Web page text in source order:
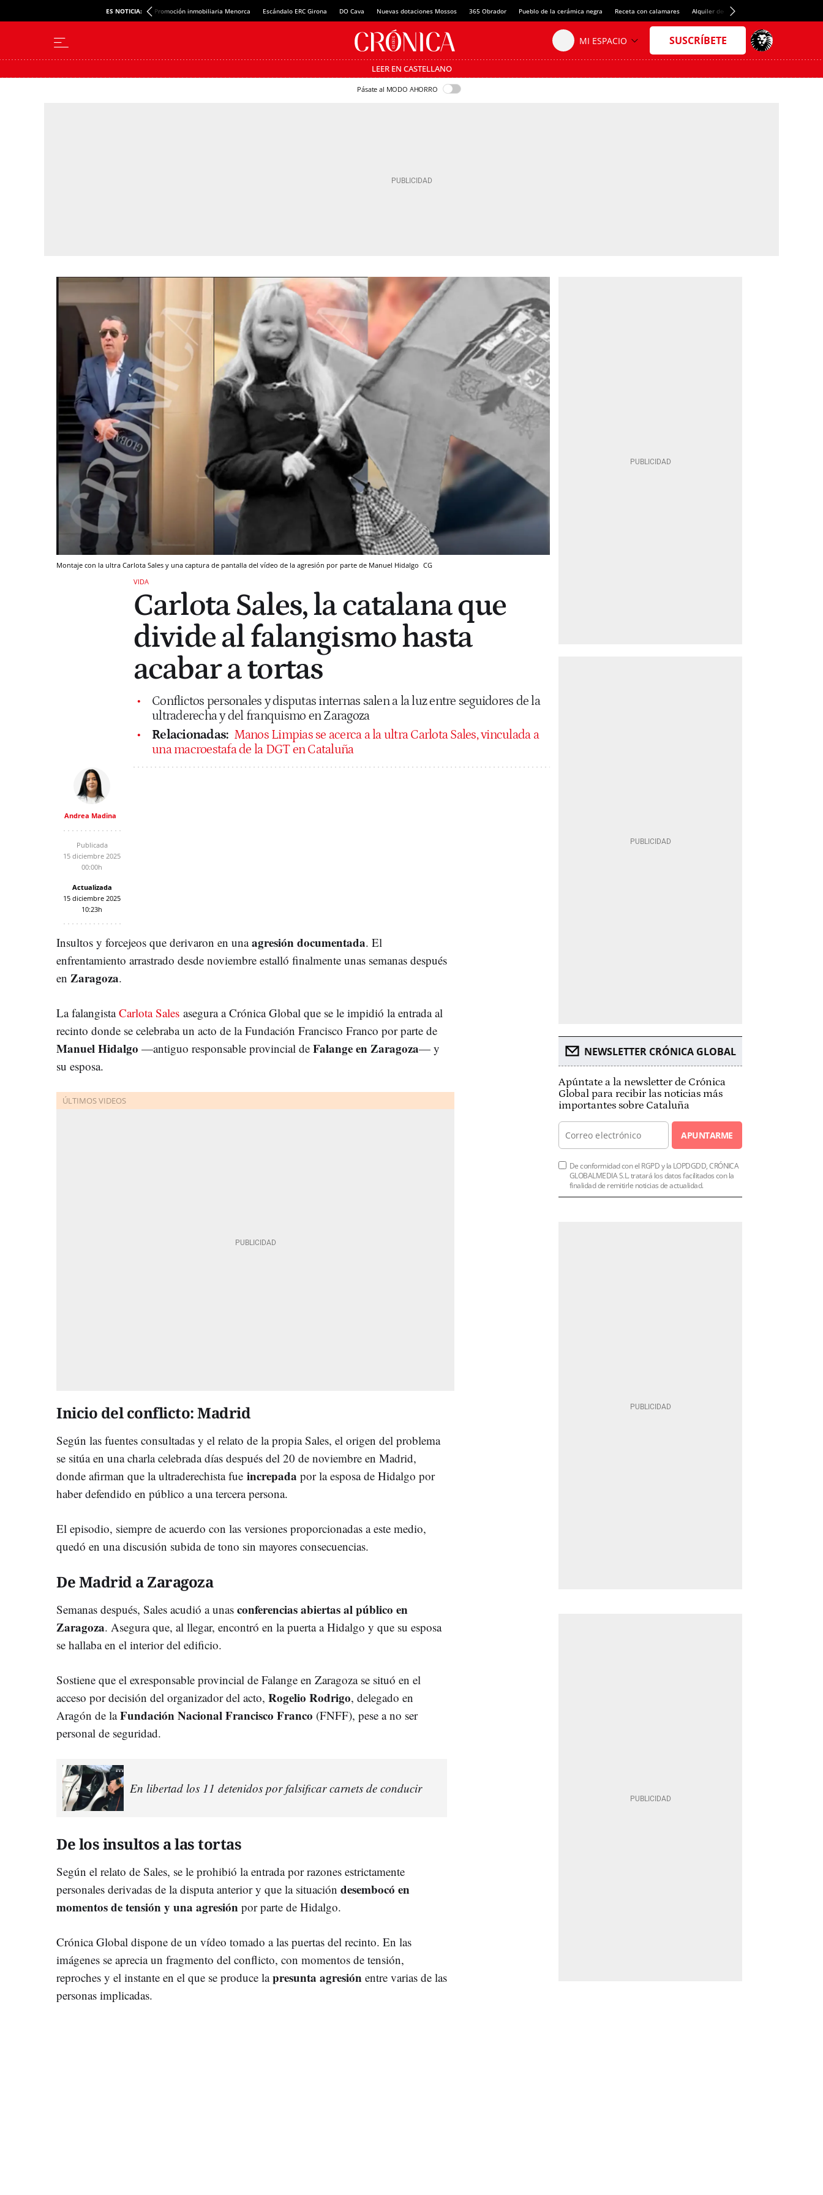
ES NOTICIA: Promoción inmobiliaria Menorca Escándalo ERC Girona DO Cava Nuevas dotaciones Mossos 365 Obrador Pueblo de la cerámica negra Receta con calamares Alquiler de habitaciones en España
LEER EN CASTELLANO
Pásate al MODO AHORRO
Montaje con la ultra Carlota Sales y una captura de pantalla del vídeo de la agresión por parte de Manuel Hidalgo CG
VIDA
Carlota Sales, la catalana que
divide al falangismo hasta
acabar a tortas
Conflictos personales y disputas internas salen a la luz entre seguidores de la
ultraderecha y del franquismo en Zaragoza
Relacionadas: Manos Limpias se acerca a la ultra Carlota Sales, vinculada a
una macroestafa de la DGT en Cataluña
Andrea Madina
Publicada
15 diciembre 2025
00:00h
Actualizada
15 diciembre 2025
10:23h
Insultos y forcejeos que derivaron en unaagresión documentada. El
enfrentamiento arrastrado desde noviembre estalló finalmente unas semanas después
en Zaragoza.
La falangistaCarlota Sales asegura a Crónica Global que se le impidió la entrada al
recinto donde se celebraba un acto de la Fundación Francisco Franco por parte de
Manuel Hidalgo —antiguo responsable provincial de Falange en Zaragoza— y
su esposa.
Inicio del conflicto: Madrid
Según las fuentes consultadas y el relato de la propia Sales, el origen del problema
se sitúa en una charla celebrada días después del 20 de noviembre en Madrid,
donde afirman que la ultraderechista fue increpada por la esposa de Hidalgo por
haber defendido en público a una tercera persona.
El episodio, siempre de acuerdo con las versiones proporcionadas a este medio,
quedó en una discusión subida de tono sin mayores consecuencias.
De Madrid a Zaragoza
Semanas después, Sales acudió a unas conferencias abiertas al público en
Zaragoza. Asegura que, al llegar, encontró en la puerta a Hidalgo y que su esposa
se hallaba en el interior del edificio.
Sostiene que el exresponsable provincial de Falange en Zaragoza se situó en el
acceso por decisión del organizador del acto, Rogelio Rodrigo, delegado en
Aragón de laFundación Nacional Francisco Franco (FNFF), pese a no ser
personal de seguridad.
En libertad los 11 detenidos por falsificar carnets de conducir
De los insultos a las tortas
Según el relato de Sales, se le prohibió la entrada por razones estrictamente
personales derivadas de la disputa anterior y que la situación desembocó en
momentos de tensión y una agresión por parte de Hidalgo.
Crónica Global dispone de un vídeo tomado a las puertas del recinto. En las
imágenes se aprecia un fragmento del conflicto, con momentos de tensión,
reproches y el instante en el que se produce lapresunta agresión entre varias de las
personas implicadas.
NEWSLETTER CRÓNICA GLOBAL
Apúntate a la newsletter de Crónica
Global para recibir las noticias más
importantes sobre Cataluña
APUNTARME
De conformidad con el RGPD y la LOPDGDD, CRÓNICA
GLOBALMEDIA S.L. tratará los datos facilitados con la
finalidad de remitirle noticias de actualidad.